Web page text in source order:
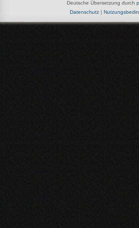
Deutsche Übersetzung durch
Datenschutz|